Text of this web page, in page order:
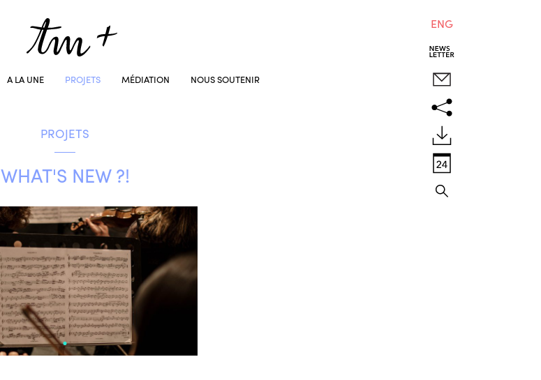
A LA UNE PROJETS MÉDIATION NOUS SOUTENIR
ENG
PROJETS
WHAT'S NEW ?!